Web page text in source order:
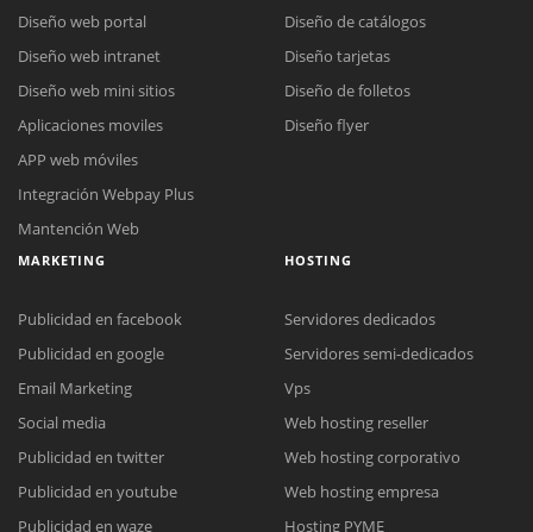
Reunión online
Nuestros ejecutivos le enviarán un correo electrónico con el enlace a
Cotización
Complete el formulario y nos contactaremos a la brevedad.
Chat Online
formulario para enviarnos un correo electrónico con sus datos
personales.
Diseño web portal
Diseño web intranet
Diseño web mini sitios
Aplicaciones moviles
APP web móviles
Integración Webpay Plus
Mantención Web
Diseño de catálogos
Diseño tarjetas
Diseño de folletos
Diseño flyer
MARKETING
Publicidad en facebook
Publicidad en google
Email Marketing
Social media
Publicidad en twitter
Publicidad en youtube
Publicidad en waze
HOSTING
Servidores dedicados
Servidores semi-dedicados
Vps
Web hosting reseller
Web hosting corporativo
Web hosting empresa
Hosting PYME